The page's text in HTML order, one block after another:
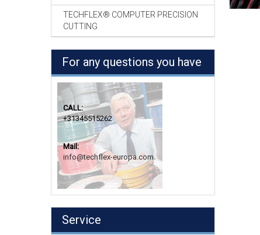
TECHFLEX® COMPUTER PRECISION
CUTTING
For any questions you have
CALL:
+31345515262
Mail:
info@techflex-europa.com
Service